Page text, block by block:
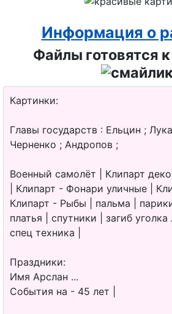
Информация о
Файлы готовятся к
Картинки:
Главы государств : Ельцин ;
Черненко ; Андропов ;
Военный самолёт | Клипарт
| Клипарт - Фонари уличные |
Клипарт - Рыбы | пальма |
платья | спутники | загиб уголка
спец техника |
Праздники:
Имя Арслан ...
События на - 45 лет |